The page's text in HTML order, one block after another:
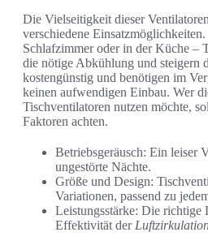
Die Vielseitigkeit dieser
verschiedene
Schlafzimmer oder in der Küche –
die nötige Abkühlung und steigern
kostengünstig und benötigen im
keinen aufwendigen Einbau. Wer
Tischventilatoren nutzen möchte,
Faktoren achten.
Betriebsgeräusch: Ein leiser
ungestörte Nächte.
Größe und Design:
Variationen, passend zu
Leistungsstärke: Die richtige
Effektivität der